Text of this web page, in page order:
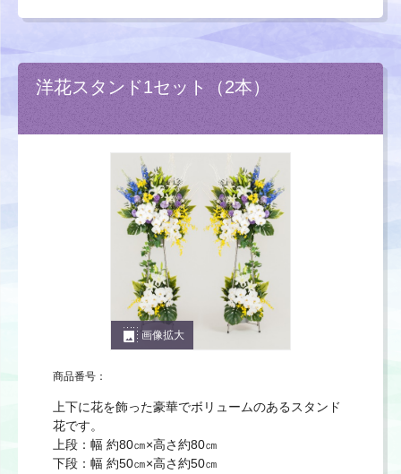
洋花スタンド1セット（2本）
photo_size_select_large画像拡大
商品番号：
上下に花を飾った豪華でボリュームのあるスタンド
花です。
上段：幅 約80㎝×高さ約80㎝
下段：幅 約50㎝×高さ約50㎝